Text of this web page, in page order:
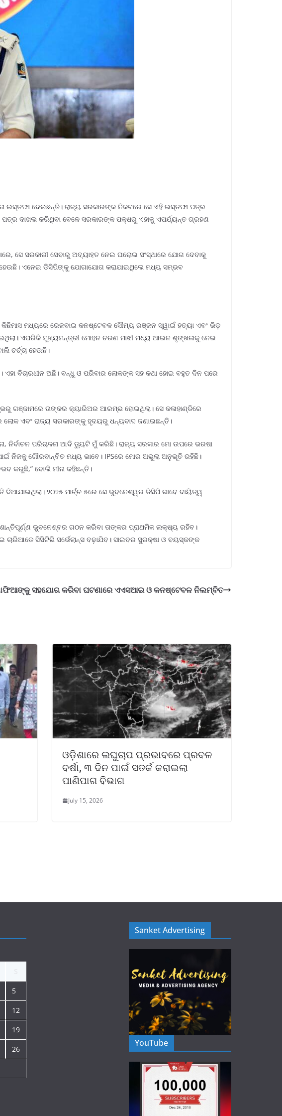
ଇସ୍ତଫା ଦେଇଛନ୍ତି। ରାଜ୍ୟ ସରକାରଙ୍କ ନିକଟରେ ସେ ଏହି ଇସ୍ତଫା ପତ୍ର
ଦାଖଲ କରିଥିବା ବେଳେ ସରକାରଙ୍କ ପକ୍ଷରୁ ଏହାକୁ ଏପର୍ଯ୍ୟନ୍ତ ଗ୍ରହଣ
ସେ ସରକାରୀ ସେବାରୁ ଅବ୍ୟାହତ ନେଇ ଘରୋଇ ସଂସ୍ଥାରେ ଯୋଗ ଦେବାକୁ
ହେଉଛି। ଏନେଇ ଡିସିପିଙ୍କୁ ଯୋଗାଯୋଗ କରାଯାଇଥିଲେ ମଧ୍ୟ ସମ୍ଭବ
କିଛିମାସ ମଧ୍ୟରେ ରେଳବାଇ କନଷ୍ଟେବଳ ସୌମ୍ୟ ରଞ୍ଜନ ସ୍ୱାଇଁ ହତ୍ୟା ଏବଂ ଭିଡ଼
ଏପରିକି ମୁଖ୍ୟମନ୍ତ୍ରୀ ମୋହନ ଚରଣ ମାଝୀ ମଧ୍ୟ ଆଇନ ଶୃଙ୍ଖଳାକୁ ନେଇ
ଚର୍ଚ୍ଚା ହେଉଛି।
ଏହା ବିଚାରଧୀନ ଅଛି। ବନ୍ଧୁ ଓ ପରିବାର ଲୋକଙ୍କ ସହ କଥା ହୋଇ ବହୁତ ଦିନ ପରେ
ଗଞ୍ଜାମରେ ତାଙ୍କର କ୍ୟାରିଅର ଆରମ୍ଭ ହୋଇଥିଲା। ସେ କଳାହାଣ୍ଡିରେ
ଲୋକ ଏବଂ ରାଜ୍ୟ ସରକାରଙ୍କୁ ହୃଦୟରୁ ଧନ୍ୟବାଦ ଜଣାଇଛନ୍ତି।
ନିର୍ବାଚନ ପରିଚାଳନା ଆଦି ଡ୍ୟୁଟି ମୁଁ କରିଛି। ରାଜ୍ୟ ସରକାର ମୋ ଉପରେ ଭରଷା
ନିଜକୁ ଗୌରବାନ୍ବିତ ମଧ୍ୟ ଭାବେ। IPSରେ ମୋର ଅଭୁଲା ଅନୁଭୂତି ରହିଛି।
କରୁଛି,” ବୋଲି ମୀନା କହିଛନ୍ତି।
୨୦୨୫ ମାର୍ଚ୍ଚ ୫ରେ ସେ ଭୁବନେଶ୍ୱର ଡିସିପି ଭାବେ ଦାୟିତ୍ୱ
ଭୁବନେଶ୍ବର ଗଠନ କରିବା ତାଙ୍କର ପ୍ରାଥମିକ ଲକ୍ଷ୍ୟ ରହିବ।
ସିସିଟିଭି ସର୍ଭେଲାନ୍ସ ବଢ଼ାଯିବ। ସାଇବର ସୁରକ୍ଷା ଓ ବୟସ୍କଙ୍କ
ସହଯୋଗ କରିବା ଘଟଣାରେ ଏଏସଆଇ ଓ କନଷ୍ଟେବଳ ନିଲମ୍ବିତ
ଓଡ଼ିଶାରେ ଲଘୁଚାପ ପ୍ରଭାବରେ ପ୍ରବଳ
ବର୍ଷା, ୩ ଦିନ ପାଇଁ ସତର୍କ କରାଇଲା
ପାଣିପାଗ ବିଭାଗ
July 15, 2026
5
12
19
26
Sanket Advertising
YouTube